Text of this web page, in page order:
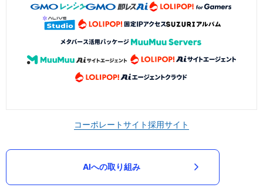
コーポレートサイト採用サイト
AIへの取り組み